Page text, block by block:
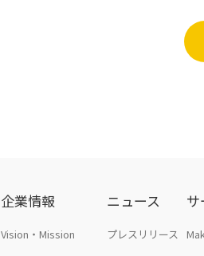
企業情報
Vision・Mission
ニュース
プレスリリース
サ